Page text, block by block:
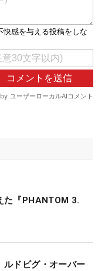
た『PHANTOM 3.
ルドビグ・オーバー